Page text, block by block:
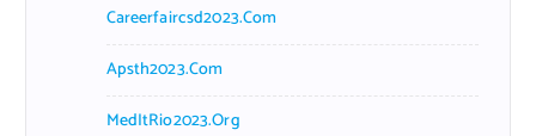
Careerfaircsd2023.com
Apsth2023.com
MedItRio2023.org